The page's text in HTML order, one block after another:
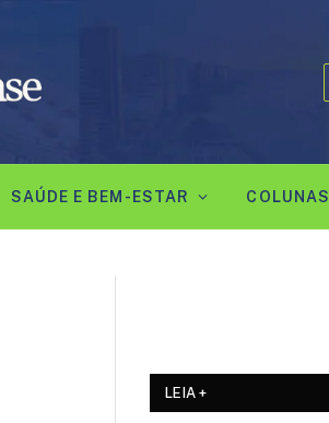
SAÚDE E BEM-ESTAR COLUNAS
LEIA +